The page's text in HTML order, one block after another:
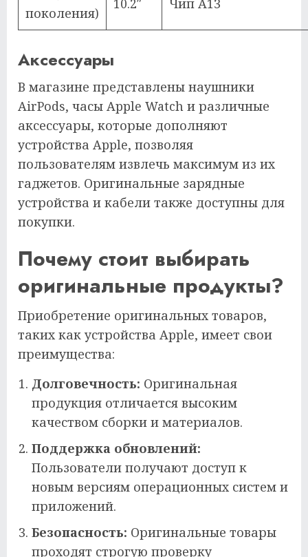
поколения)
10.2″ Чип A13
Аксессуары
В магазине представлены наушники
AirPods, часы Apple Watch и различные
аксессуары, которые дополняют
устройства Apple, позволяя
пользователям извлечь максимум из их
гаджетов. Оригинальные зарядные
устройства и кабели также доступны для
покупки.
Почему стоит выбирать
оригинальные продукты?
Приобретение оригинальных товаров,
таких как устройства Apple, имеет свои
преимущества:
Долговечность: Оригинальная
продукция отличается высоким
качеством сборки и материалов.
Поддержка обновлений:
Пользователи получают доступ к
новым версиям операционных систем и
приложений.
Безопасность: Оригинальные товары
проходят строгую проверку